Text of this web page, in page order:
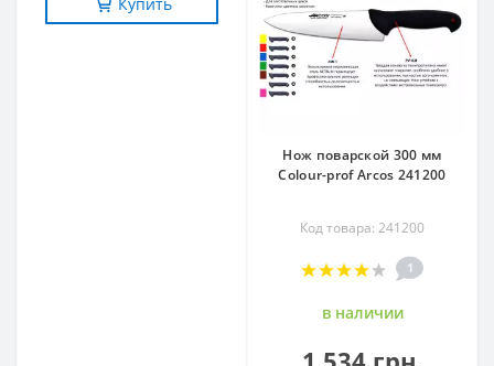
Нож поварской 300 мм
Сolour-prof Arcos 241200
Код товара: 241200
1
в наличии